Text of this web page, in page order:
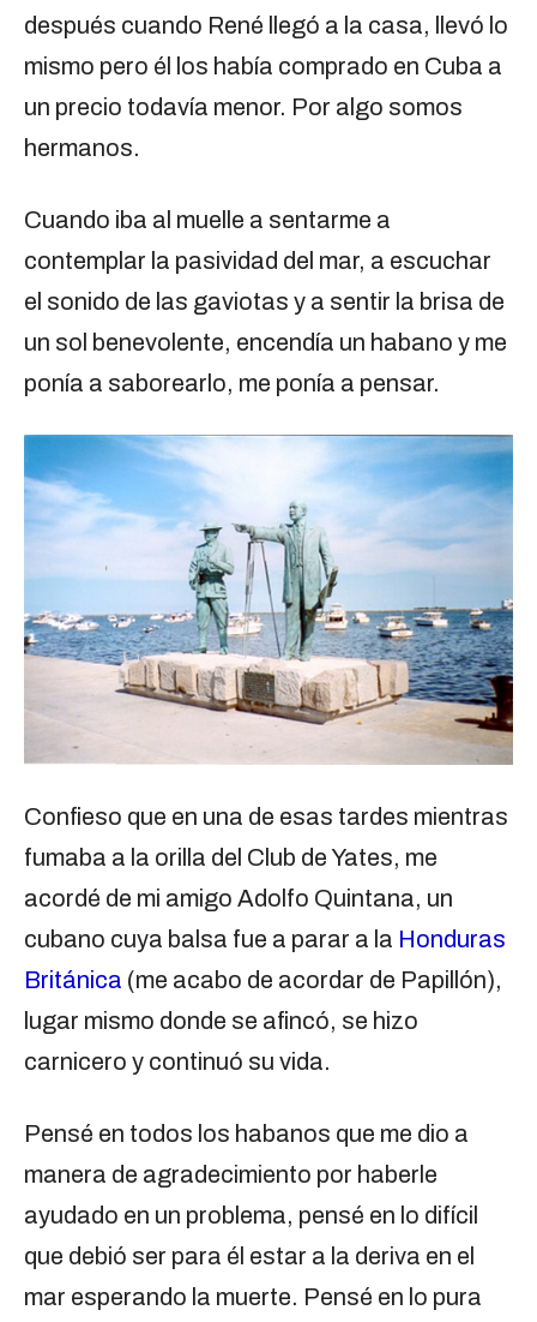
después cuando René llegó a la casa, llevó lo
mismo pero él los había comprado en Cuba a
un precio todavía menor. Por algo somos
hermanos.
Cuando iba al muelle a sentarme a
contemplar la pasividad del mar, a escuchar
el sonido de las gaviotas y a sentir la brisa de
un sol benevolente, encendía un habano y me
ponía a saborearlo, me ponía a pensar.
Confieso que en una de esas tardes mientras
fumaba a la orilla del Club de Yates, me
acordé de mi amigo Adolfo Quintana, un
cubano cuya balsa fue a parar a la Honduras
Británica (me acabo de acordar de Papillón),
lugar mismo donde se afincó, se hizo
carnicero y continuó su vida.
Pensé en todos los habanos que me dio a
manera de agradecimiento por haberle
ayudado en un problema, pensé en lo difícil
que debió ser para él estar a la deriva en el
mar esperando la muerte. Pensé en lo pura